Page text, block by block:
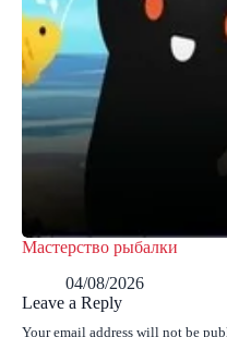
Мастерство рыбалки
04/08/2026
Leave a Reply
Your email address will not be